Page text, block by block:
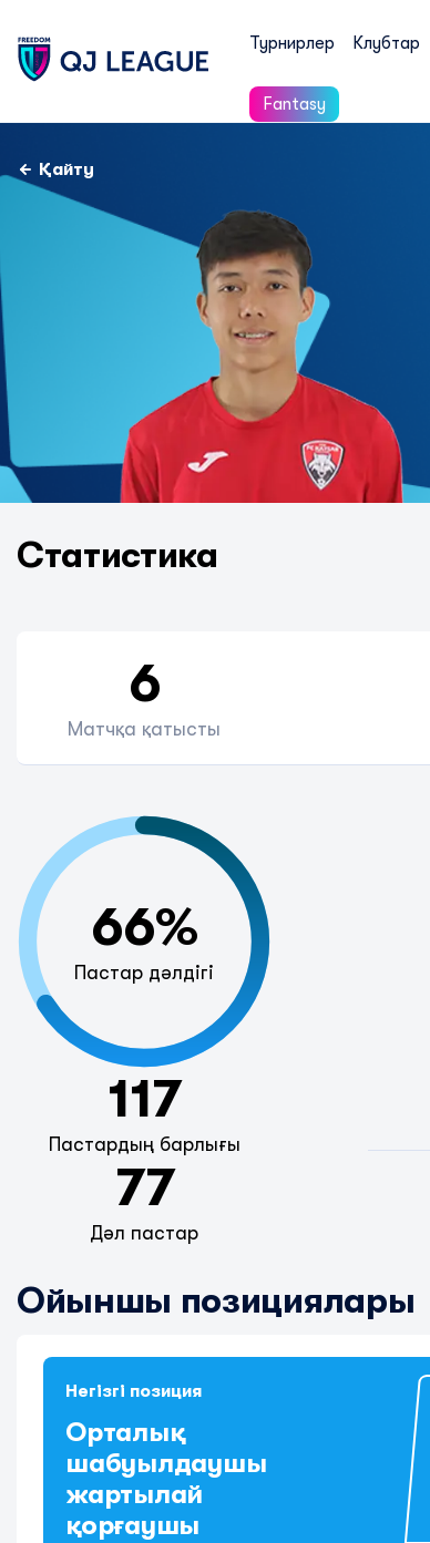
Турнирлер Клубтар
Fantasy
Қайту
Статистика
6
Матчқа қатысты
66%
Пастар дәлдігі
117
Пастардың барлығы
77
Дәл пастар
Ойыншы позициялары
Негізгі позиция
Орталық
шабуылдаушы
жартылай
қорғаушы